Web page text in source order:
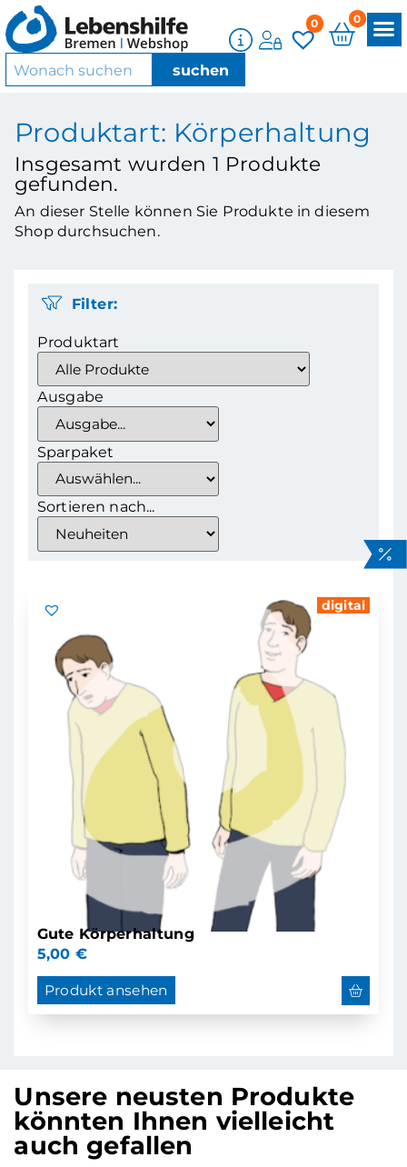
0 0
Produktart: Körperhaltung
Insgesamt wurden 1 Produkte
gefunden.
An dieser Stelle können Sie Produkte in diesem
Shop durchsuchen.
Filter:
Produktart
Ausgabe
Sparpaket
Sortieren nach...
digital
Gute Körperhaltung
5,00 €
Produkt ansehen
Unsere neusten Produkte
könnten Ihnen vielleicht
auch gefallen